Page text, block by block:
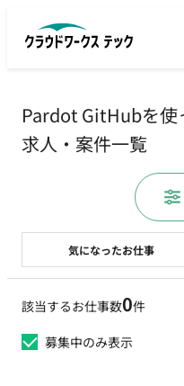
Pardot GitHubを使
求人・案件一覧
該当するお仕事数0件
募集中のみ表示
気になったお仕事